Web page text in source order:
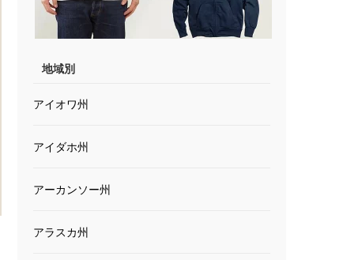
地域別
アイオワ州
アイダホ州
アーカンソー州
アラスカ州